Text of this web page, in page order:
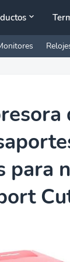
para